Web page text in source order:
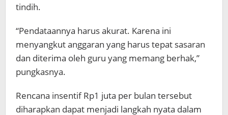
tindih.
“Pendataannya harus akurat. Karena ini
menyangkut anggaran yang harus tepat sasaran
dan diterima oleh guru yang memang berhak,”
pungkasnya.
Rencana insentif Rp1 juta per bulan tersebut
diharapkan dapat menjadi langkah nyata dalam